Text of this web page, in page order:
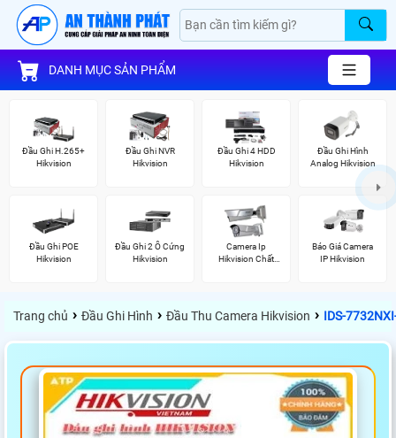
DANH MỤC SẢN PHẨM
Đầu Ghi H.265+
Hikvision
Đầu Ghi NVR
Hikvision
Đầu Ghi 4 HDD
Hikvision
Đầu Ghi Hình
Analog Hikvision
Đầu Ghi POE
Hikvision
Đầu Ghi 2 Ổ Cứng
Hikvision
Camera Ip
Hikvision Chất
Báo Giá Camera
IP Hikvision
Trang chủ › Đầu Ghi Hình › Đầu Thu Camera Hikvision › IDS-